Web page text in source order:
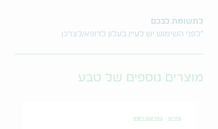
לתשומת לבכם
*לפני השימוש יש לעיין בעלון לרופא/לצרכן
מוצרים נוספים של טבע
עיניים במרשם רופא